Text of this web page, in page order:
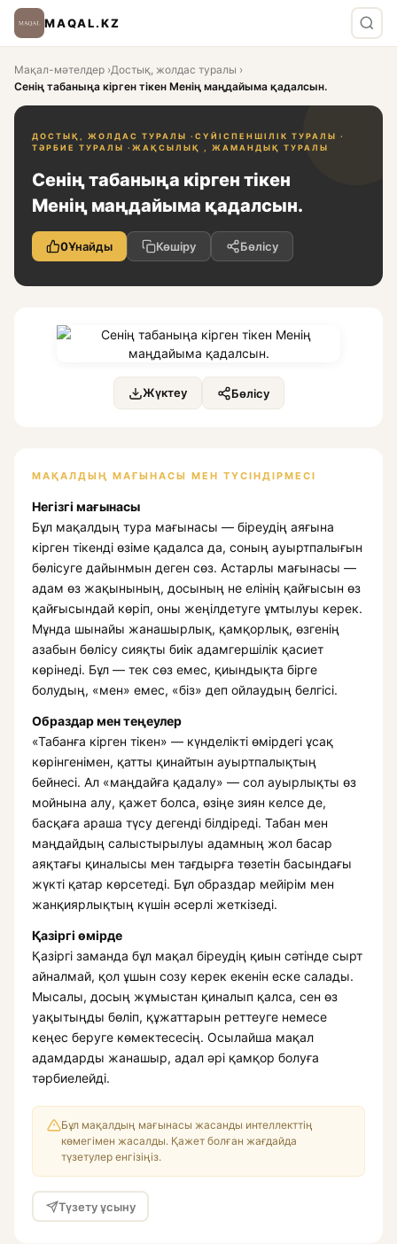
MAQAL.KZ
Мақал-мәтелдер ›Достық, жолдас туралы ›
Сенің табаныңа кірген тікен Менің маңдайыма қадалсын.
ДОСТЫҚ, ЖОЛДАС ТУРАЛЫ · СҮЙІСПЕНШІЛІК ТУРАЛЫ ·
ТӘРБИЕ ТУРАЛЫ · ЖАҚСЫЛЫҚ , ЖАМАНДЫҚ ТУРАЛЫ
Сенің табаныңа кірген тікен
Менің маңдайыма қадалсын.
0Ұнайды Көшіру Бөлісу
Жүктеу Бөлісу
МАҚАЛДЫҢ МАҒЫНАСЫ МЕН ТҮСІНДІРМЕСІ
Негізгі мағынасы
Бұл мақалдың тура мағынасы — біреудің аяғына
кірген тікенді өзіме қадалса да, соның ауыртпалығын
бөлісуге дайынмын деген сөз. Астарлы мағынасы —
адам өз жақынының, досының не елінің қайғысын өз
қайғысындай көріп, оны жеңілдетуге ұмтылуы керек.
Мұнда шынайы жанашырлық, қамқорлық, өзгенің
азабын бөлісу сияқты биік адамгершілік қасиет
көрінеді. Бұл — тек сөз емес, қиындықта бірге
болудың, «мен» емес, «біз» деп ойлаудың белгісі.
Образдар мен теңеулер
«Табанға кірген тікен» — күнделікті өмірдегі ұсақ
көрінгенімен, қатты қинайтын ауыртпалықтың
бейнесі. Ал «маңдайға қадалу» — сол ауырлықты өз
мойнына алу, қажет болса, өзіңе зиян келсе де,
басқаға араша түсу дегенді білдіреді. Табан мен
маңдайдың салыстырылуы адамның жол басар
аяқтағы қиналысы мен тағдырға төзетін басындағы
жүкті қатар көрсетеді. Бұл образдар мейірім мен
жанқиярлықтың күшін әсерлі жеткізеді.
Қазіргі өмірде
Қазіргі заманда бұл мақал біреудің қиын сәтінде сырт
айналмай, қол ұшын созу керек екенін еске салады.
Мысалы, досың жұмыстан қиналып қалса, сен өз
уақытыңды бөліп, құжаттарын реттеуге немесе
кеңес беруге көмектесесің. Осылайша мақал
адамдарды жанашыр, адал әрі қамқор болуға
тәрбиелейді.
Бұл мақалдың мағынасы жасанды интеллекттің
көмегімен жасалды. Қажет болған жағдайда
түзетулер енгізіңіз.
Түзету ұсыну